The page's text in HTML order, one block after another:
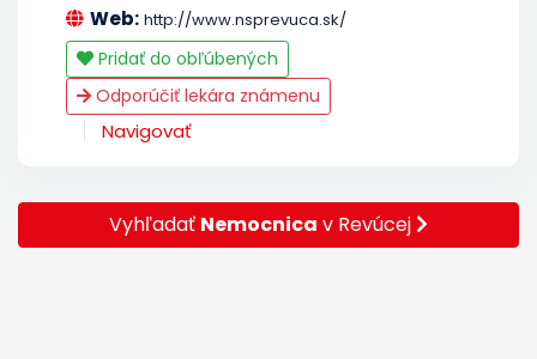
Web: http://www.nsprevuca.sk/
Pridať do obľúbených
Odporúčiť lekára známenu
Navigovať
Vyhľadať Nemocnica v Revúcej